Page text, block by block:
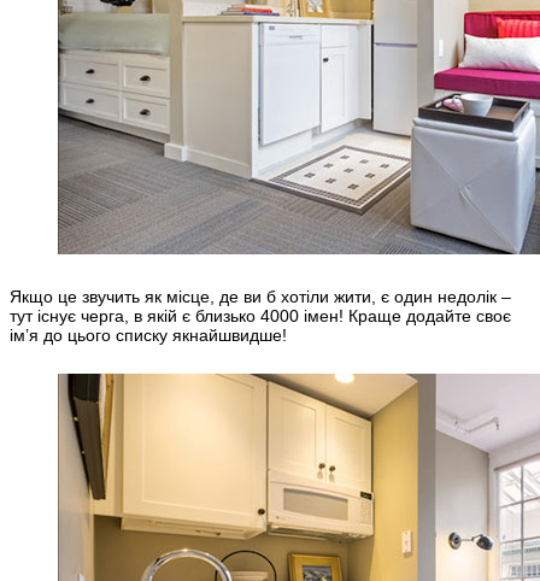
Якщо це звучить як місце, де ви б хотіли жити, є один недолік –
тут існує черга, в якій є близько 4000 імен! Краще додайте своє
ім’я до цього списку якнайшвидше!